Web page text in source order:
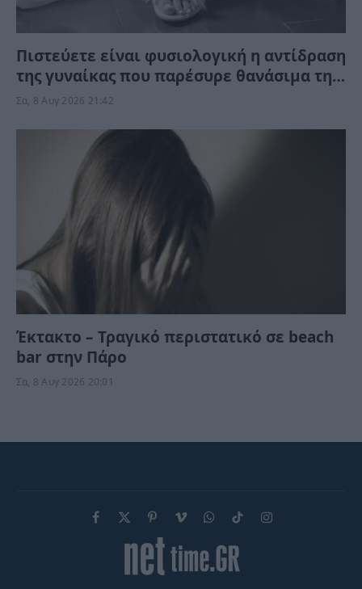
Πιστεύετε είναι φυσιολογική η αντίδραση
της γυναίκας που παρέσυρε θανάσιμα τη
34χρονη νύφη; «Θέλω τον πατέρα μου…»
Σα, 8 Αυγ 2026 21:42
Έκτακτο – Τραγικό περιστατικό σε beach
bar στην Πάρο
Σα, 8 Αυγ 2026 20:01
Facebook
X
(Twitter)
PinterestVimeoWhatsApp
TikTokInstagram